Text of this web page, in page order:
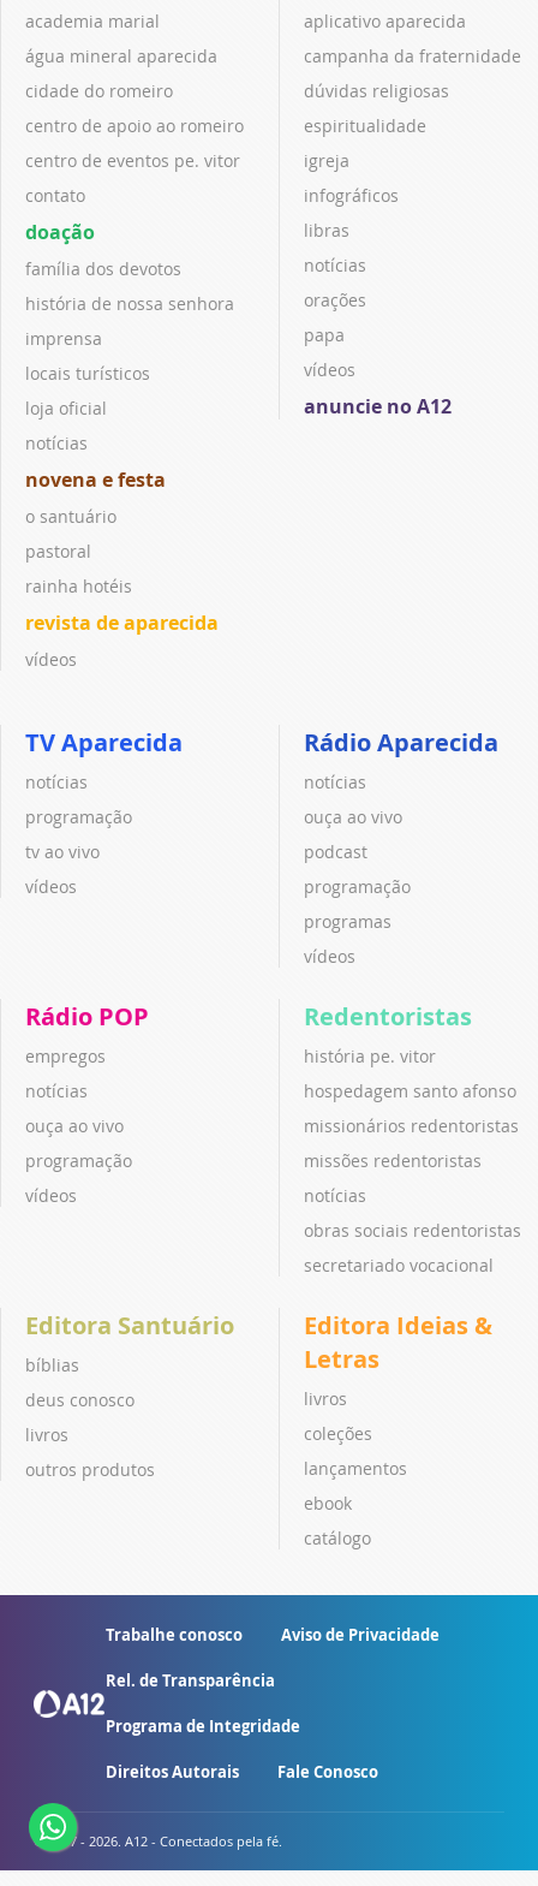
academia marial
água mineral aparecida
cidade do romeiro
centro de apoio ao romeiro
centro de eventos pe. vitor
contato
doação
família dos devotos
história de nossa senhora
imprensa
locais turísticos
loja oficial
notícias
novena e festa
o santuário
pastoral
rainha hotéis
revista de aparecida
vídeos
aplicativo aparecida
campanha da fraternidade
dúvidas religiosas
espiritualidade
igreja
infográficos
libras
notícias
orações
papa
vídeos
anuncie no A12
TV Aparecida
notícias
programação
tv ao vivo
vídeos
Rádio Aparecida
notícias
ouça ao vivo
podcast
programação
programas
vídeos
Rádio POP
empregos
notícias
ouça ao vivo
programação
vídeos
Redentoristas
história pe. vitor
hospedagem santo afonso
missionários redentoristas
missões redentoristas
notícias
obras sociais redentoristas
secretariado vocacional
Editora Santuário
bíblias
deus conosco
livros
outros produtos
Editora Ideias &
Letras
livros
coleções
lançamentos
ebook
catálogo
Trabalhe conosco Aviso de Privacidade
Rel. de Transparência
Programa de Integridade
Direitos Autorais Fale Conosco
© 2007 - 2026. A12 - Conectados pela fé.